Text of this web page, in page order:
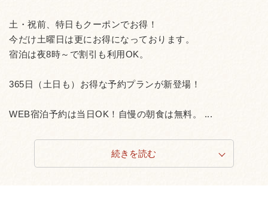
土・祝前、特日もクーポンでお得！
今だけ土曜日は更にお得になっております。
宿泊は夜8時～で割引も利用OK。
365日（土日も）お得な予約プランが新登場！
WEB宿泊予約は当日OK！自慢の朝食は無料。 ...
続きを読む